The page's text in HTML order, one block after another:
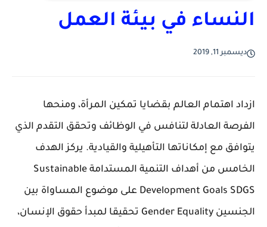
النساء في بيئة العمل
ديسمبر 11, 2019
ازداد اهتمام العالم بقضايا تمكين المرأة، ومنحها
الفرصة العادلة لتنافس في الوظائف وتحقق التقدم الذي
يتوافق مع إمكاناتها التأهيلية والقيادية. يركز الهدف
الخامس من أهداف التنمية المستدامة Sustainable
Development Goals SDGS على موضوع المساواة بين
الجنسين Gender Equality تحقيقا لمبدأ حقوق الإنسان،